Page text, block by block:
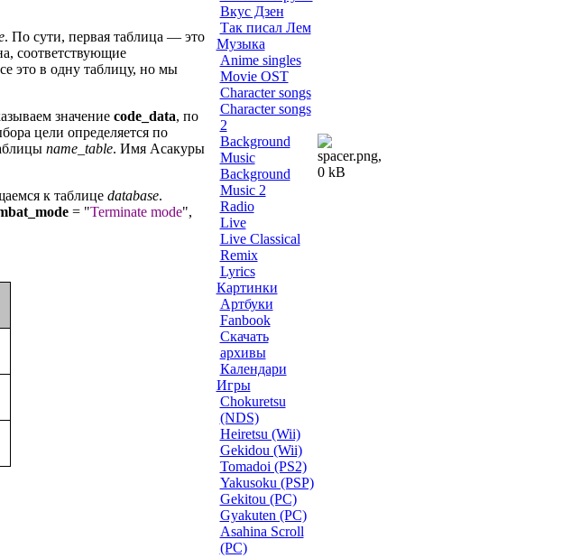
. По сути, первая таблица — это
соответствующие
это в одну таблицу, но мы
значение code_data, по
цели определяется по
name_table. Имя Асакуры
к таблице database.
= "Terminate mode",
Вкус Дзен
Так писал Лем
Музыка
Anime singles
Movie OST
Character songs
Character songs
2
Background
Music
Background
Music 2
Radio
Live
Live Classical
Remix
Lyrics
Картинки
Артбуки
Fanbook
Скачать
архивы
Календари
Игры
Chokuretsu
(NDS)
Heiretsu (Wii)
Gekidou (Wii)
Tomadoi (PS2)
Yakusoku (PSP)
Gekitou (PC)
Gyakuten (PC)
Asahina Scroll
(PC)